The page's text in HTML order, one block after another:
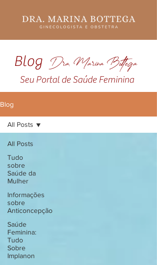
Blog Dra. Marina Bottega
Seu Portal de Saúde Feminina
Blog
All Posts
Tudo
sobre
Saúde da
Mulher
Informações
sobre
Anticoncepção
Saúde
Feminina:
Tudo
Sobre
Implanon
All Posts